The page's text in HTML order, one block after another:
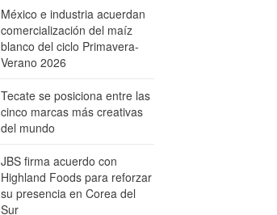
México e industria acuerdan
comercialización del maíz
blanco del ciclo Primavera-
Verano 2026
Tecate se posiciona entre las
cinco marcas más creativas
del mundo
JBS firma acuerdo con
Highland Foods para reforzar
su presencia en Corea del
Sur